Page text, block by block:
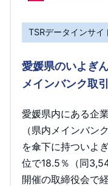
TSRデータインサイ
愛媛県のいよぎ
メインバンク取
愛媛県内にある企
（県内メインバン
を傘下に持ついよ
位で18.5％（同
開催の取締役会で